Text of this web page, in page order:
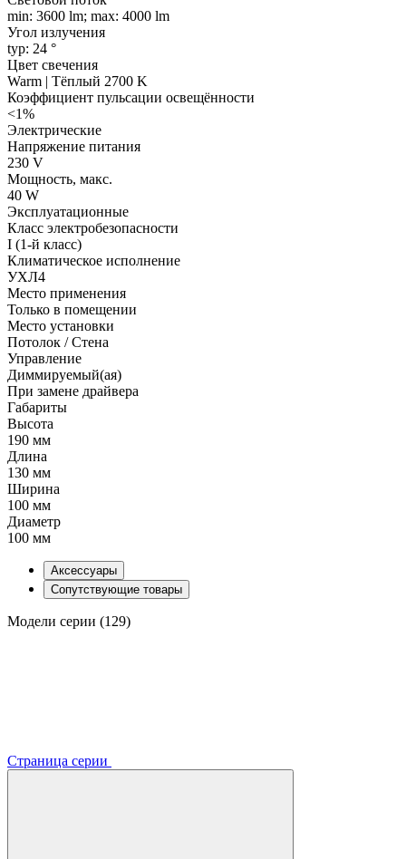
min: 3600 lm; max: 4000 lm
Угол излучения
typ: 24 °
Цвет свечения
Warm | Тёплый 2700 K
Коэффициент пульсации освещённости
<1%
Электрические
Напряжение питания
230 V
Мощность, макс.
40 W
Эксплуатационные
Класс электробезопасности
I (1-й класс)
Климатическое исполнение
УХЛ4
Место применения
Только в помещении
Место установки
Потолок / Cтена
Управление
Диммируемый(ая)
При замене драйвера
Габариты
Высота
190 мм
Длина
130 мм
Ширина
100 мм
Диаметр
100 мм
Аксессуары
Сопутствующие товары
Модели серии (129)
Страница серии